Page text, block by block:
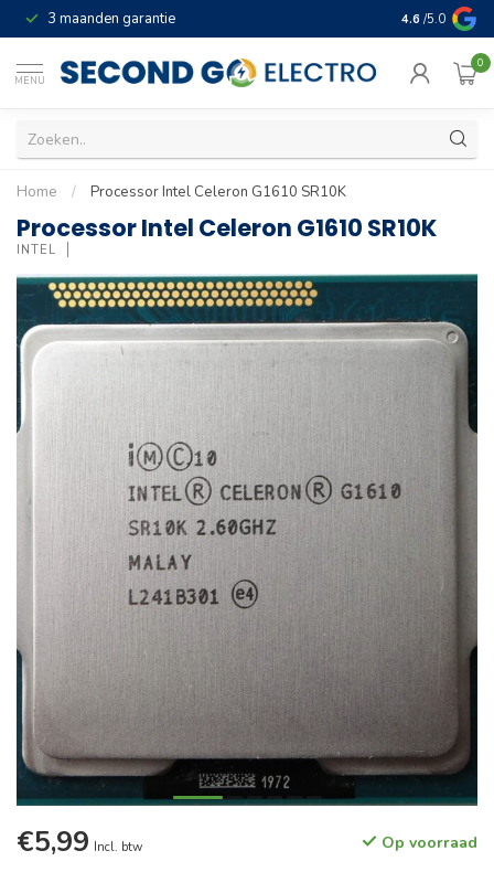
3 maanden garantie Geld terug
4.6 /5.0
MENU
0
Home / Processor Intel Celeron G1610 SR10K
Processor Intel Celeron G1610 SR10K
INTEL
€5,99 Incl. btw Op voorraad